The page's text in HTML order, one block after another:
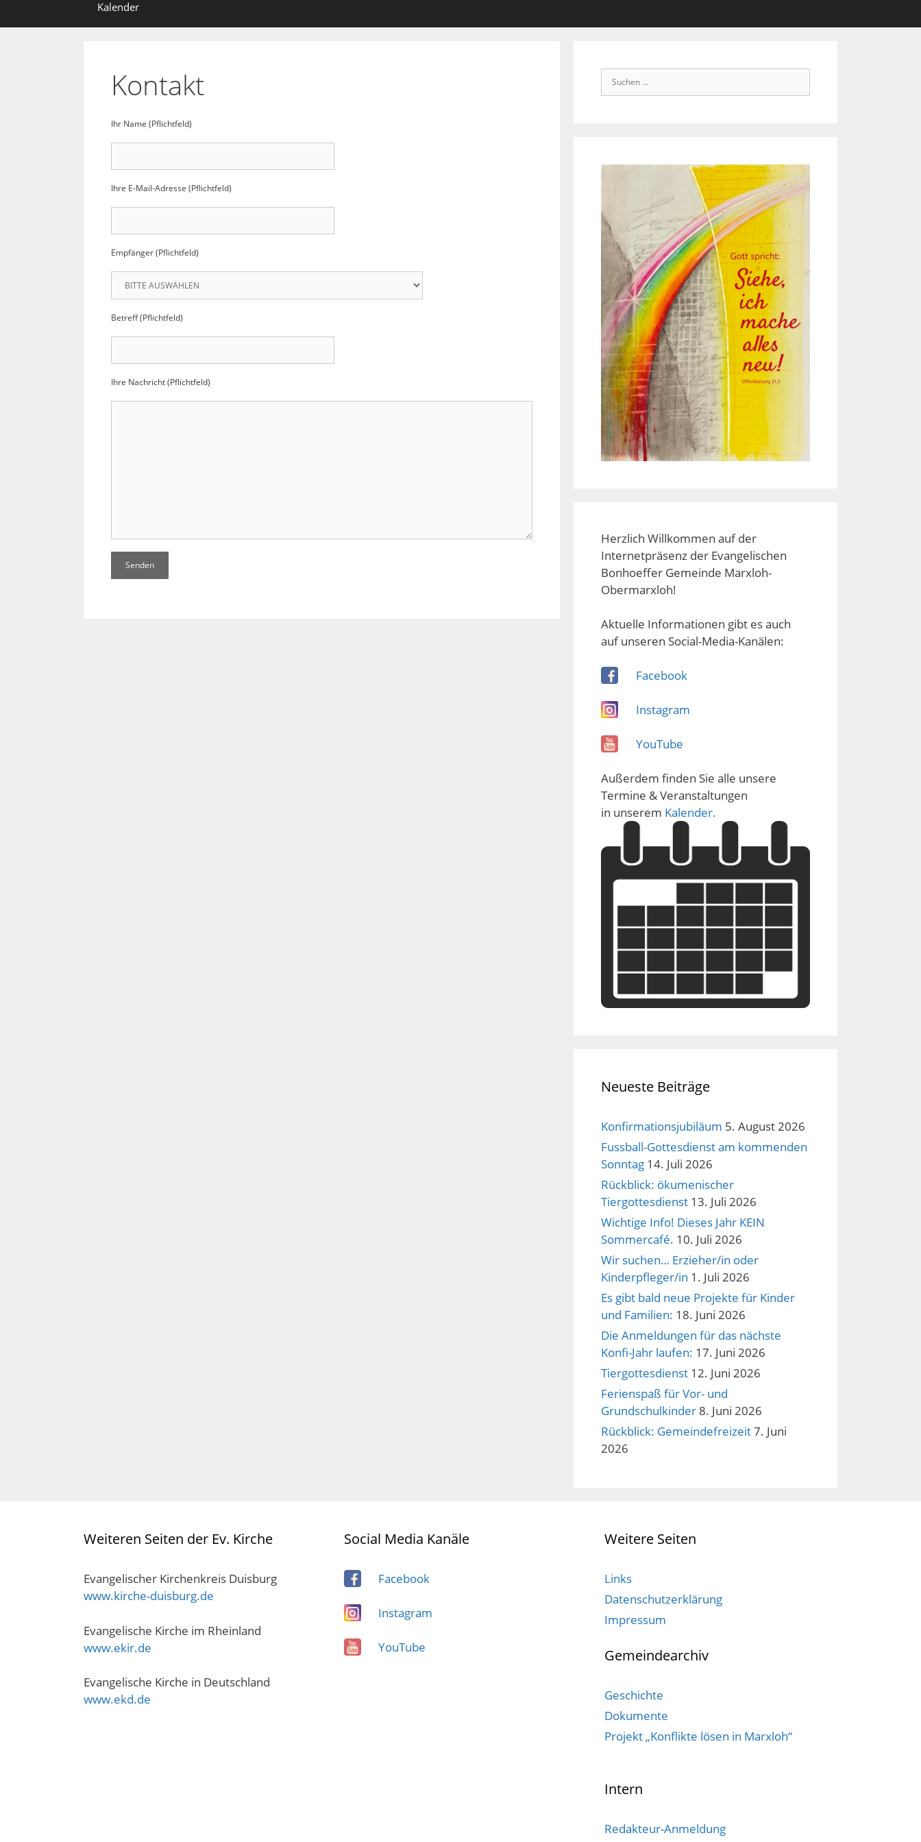
Kalender
Kontakt
Ihr Name (Pflichtfeld)
Ihre E-Mail-Adresse (Pflichtfeld)
Empfänger (Pflichtfeld)
Betreff (Pflichtfeld)
Ihre Nachricht (Pflichtfeld)
Suchen
nach:
Herzlich Willkommen auf der
Internetpräsenz der Evangelischen
Bonhoeffer Gemeinde Marxloh-
Obermarxloh!
Aktuelle Informationen gibt es auch
auf unseren Social-Media-Kanälen:
Facebook
Instagram
YouTube
Außerdem finden Sie alle unsere
Termine & Veranstaltungen
in unserem Kalender.
Neueste Beiträge
Konfirmationsjubiläum 5. August 2026
Fussball-Gottesdienst am kommenden
Sonntag 14. Juli 2026
Rückblick: ökumenischer
Tiergottesdienst 13. Juli 2026
Wichtige Info! Dieses Jahr KEIN
Sommercafé. 10. Juli 2026
Wir suchen… Erzieher/in oder
Kinderpfleger/in 1. Juli 2026
Es gibt bald neue Projekte für Kinder
und Familien: 18. Juni 2026
Die Anmeldungen für das nächste
Konfi-Jahr laufen: 17. Juni 2026
Tiergottesdienst 12. Juni 2026
Ferienspaß für Vor- und
Grundschulkinder 8. Juni 2026
Rückblick: Gemeindefreizeit7. Juni
2026
Weiteren Seiten der Ev. Kirche
Evangelischer Kirchenkreis Duisburg
www.kirche-duisburg.de
Evangelische Kirche im Rheinland
www.ekir.de
Evangelische Kirche in Deutschland
www.ekd.de
Social Media Kanäle
Facebook
Instagram
YouTube
Weitere Seiten
Links
Datenschutzerklärung
Impressum
Gemeindearchiv
Geschichte
Dokumente
Projekt „Konflikte lösen in Marxloh“
Intern
Redakteur-Anmeldung